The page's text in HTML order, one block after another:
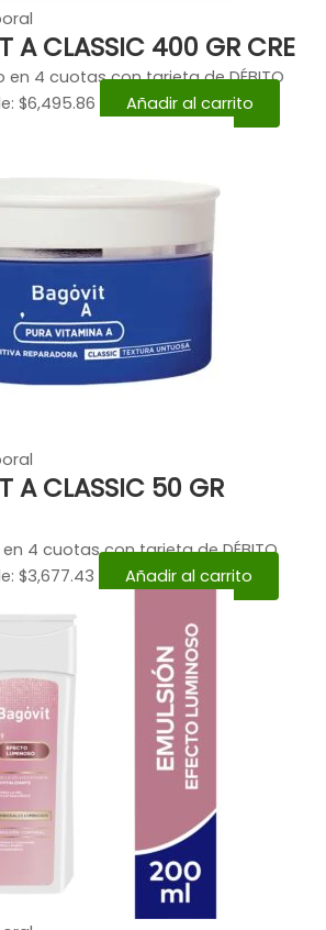
A CLASSIC 400 GR CRE
en 4 cuotas con tarjeta de DÉBITO
$6,495.86
Añadir al carrito
A CLASSIC 50 GR
4 cuotas con tarjeta de DÉBITO
$3,677.43
Añadir al carrito